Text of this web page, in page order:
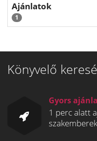
Ajánlatok
1
Könyvelő
Gyors
1 perc alatt